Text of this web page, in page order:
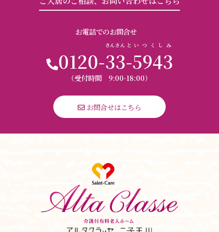
お電話でのお問合せ
0120-33
さんさん
-
と
5943
いつくしみ
（受付時間 9:00-18:00）
お問合せはこちら